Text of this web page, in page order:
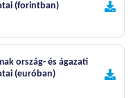
(forintban)
ország- és ágazati
(euróban)